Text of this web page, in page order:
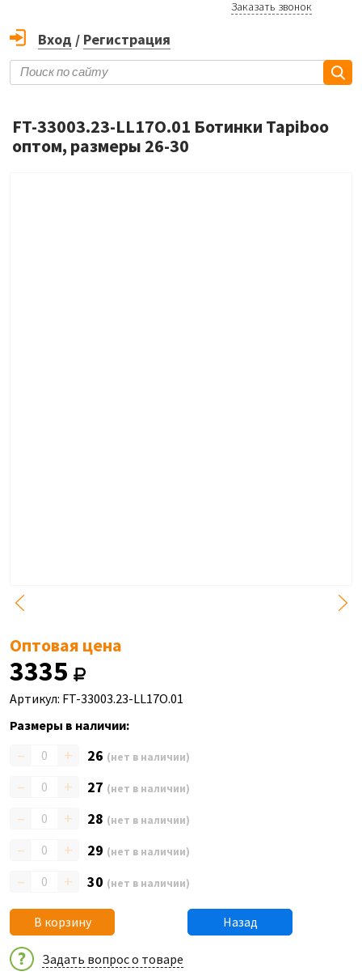
Заказать звонок
Вход / Регистрация
FT-33003.23-LL17O.01 Ботинки Tapiboo
оптом, размеры 26-30
Оптовая цена
3335
Артикул: FT-33003.23-LL17O.01
Размеры в наличии:
– + 26 (нет в наличии)
– + 27 (нет в наличии)
– + 28 (нет в наличии)
– + 29 (нет в наличии)
– + 30 (нет в наличии)
В корзину Назад
Задать вопрос о товаре